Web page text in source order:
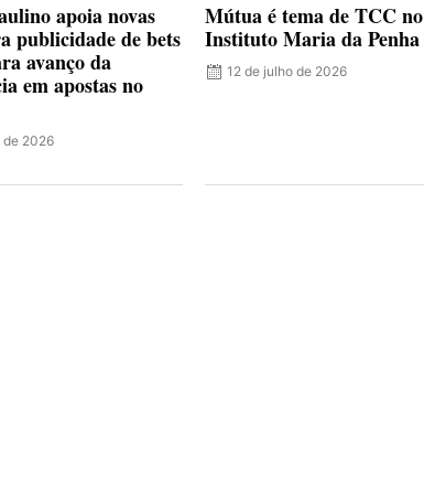
apoia novas
publicidade de bets
avanço da
em apostas no
de 2026
Mútua é tema de TCC no
Instituto Maria da Penha
12 de julho de 2026